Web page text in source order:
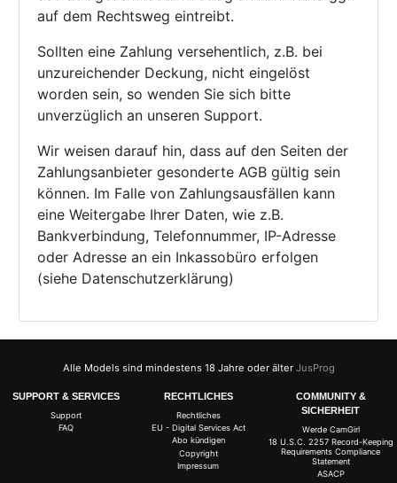
auf dem Rechtsweg eintreibt.
Sollten eine Zahlung versehentlich, z.B. bei
unzureichender Deckung, nicht eingelöst
worden sein, so wenden Sie sich bitte
unverzüglich an unseren Support.
Wir weisen darauf hin, dass auf den Seiten der
Zahlungsanbieter gesonderte AGB gültig sein
können. Im Falle von Zahlungsausfällen kann
eine Weitergabe Ihrer Daten, wie z.B.
Bankverbindung, Telefonnummer, IP-Adresse
oder Adresse an ein Inkassobüro erfolgen
(siehe Datenschutzerklärung)
Alle Models sind mindestens 18 Jahre oder älter JusProg
SUPPORT & SERVICES
Support
FAQ
RECHTLICHES
Rechtliches
EU - Digital Services Act
Abo kündigen
Copyright
Impressum
COMMUNITY &
SICHERHEIT
Werde CamGirl
18 U.S.C. 2257 Record-Keeping
Requirements Compliance
Statement
ASACP